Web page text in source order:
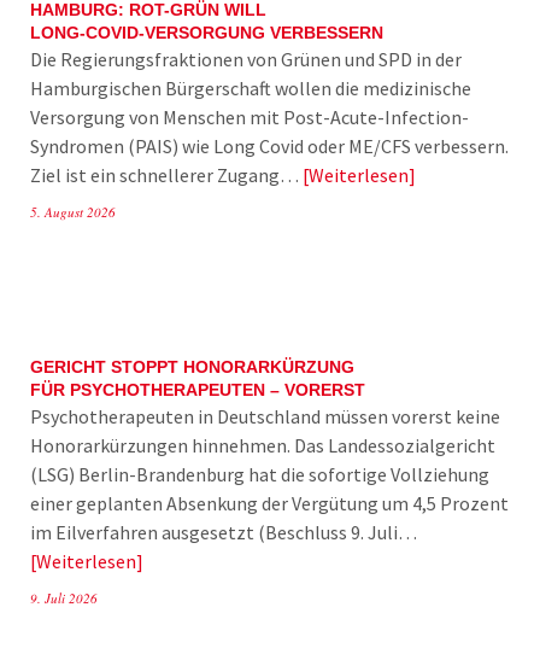
HAMBURG: ROT-GRÜN WILL
LONG-COVID-VERSORGUNG VERBESSERN
Die Regierungsfraktionen von Grünen und SPD in der
Hamburgischen Bürgerschaft wollen die medizinische
Versorgung von Menschen mit Post-Acute-Infection-
Syndromen (PAIS) wie Long Covid oder ME/CFS verbessern.
Ziel ist ein schnellerer Zugang… Weiterlesen
5. August 2026
GERICHT STOPPT HONORARKÜRZUNG
FÜR PSYCHOTHERAPEUTEN – VORERST
Psychotherapeuten in Deutschland müssen vorerst keine
Honorarkürzungen hinnehmen. Das Landessozialgericht
(LSG) Berlin-Brandenburg hat die sofortige Vollziehung
einer geplanten Absenkung der Vergütung um 4,5 Prozent
im Eilverfahren ausgesetzt (Beschluss 9. Juli…
Weiterlesen
9. Juli 2026